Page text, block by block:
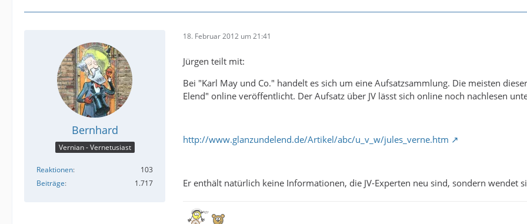
Bernhard
Vernian - Vernetusiast
Reaktionen
103
Beiträge
1.717
18. Februar 2012 um 21:41
Jürgen teilt mit:
Bei "Karl May und Co." handelt es sich um eine Aufsatzsammlung. Die meisten
Elend" online veröffentlicht. Der Aufsatz über JV lässt sich online noch nachlesen
http://www.glanzundelend.de/Artikel/abc/u_v_w/jules_verne.htm
Er enthält natürlich keine Informationen, die JV-Experten neu sind, sondern wendet